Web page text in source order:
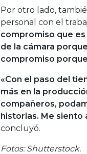
Por otro lado,
personal con el
compromiso que
de la cámara
compromiso
«Con el paso del
más en la
compañeros,
historias. Me siento
concluyó.
Fotos: Shutterstock.